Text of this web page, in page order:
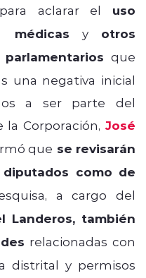
aclarar el uso
médicas y otros
que
una negativa inicial
a ser parte del
Corporación, José
que se revisarán
como de
a cargo del
Landeros, también
relacionadas con
distrital y permisos